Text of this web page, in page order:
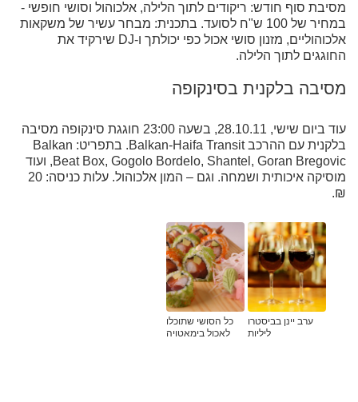
מסיבת סוף חודש: ריקודים לתוך הלילה, אלכוהול וסושי חופשי -
במחיר של 100 ש"ח לסועד. בתכנית: מבחר עשיר של משקאות
אלכוהוליים, מזנון סושי אכול כפי יכולתך ו-DJ שירקיד את
החוגגים לתוך הלילה.
מסיבה בלקנית בסינקופה
עוד ביום שישי, 28.10.11, בשעה 23:00 חוגגת סינקופה מסיבה
בלקנית עם ההרכב Balkan-Haifa Transit. בתפריט: Balkan
Beat Box, Gogolo Bordelo, Shantel, Goran Bregovic, ועוד
מוסיקה איכותית ושמחה. וגם – המון אלכוהול. עלות כניסה: 20
₪.
ערב יינן בביסטרו
ליליות
כל הסושי שתוכלו
לאכול בימאטויה